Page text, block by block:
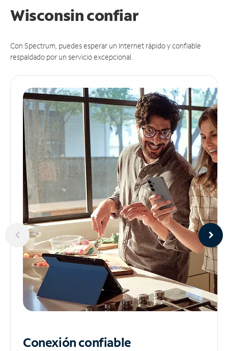
Wisconsinconfiar
Con Spectrum, puedes esperar un Internet rápido y confiable
respaldado por un servicio excepcional.
Conexión confiable